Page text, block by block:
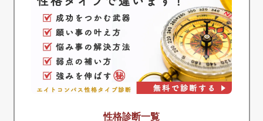
性格診断一覧